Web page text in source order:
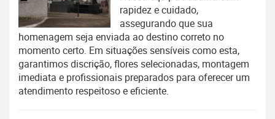
rapidez e cuidado,
assegurando que sua
homenagem seja enviada ao destino correto no
momento certo. Em situações sensíveis como esta,
garantimos discrição, flores selecionadas, montagem
imediata e profissionais preparados para oferecer um
atendimento respeitoso e eficiente.